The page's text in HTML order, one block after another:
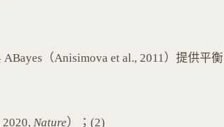
ABayes（Anisimova et al., 2011）提供平衡
Nature）；(2)